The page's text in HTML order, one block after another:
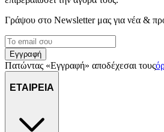
διαφημίσεις και περιεχόμενο, την
μας και την ανάπτυξη προϊόντων.
τοποθεσίας μας στους συνεργάτες
δικτύωσης, διαφημίσεων και ανάλυσης.
Γράψου στο Νewsletter μας για νέα &
Εγγραφή
Πατώντας «Εγγραφή» αποδέχεσαι τους
ΕΤΑΙΡΕΙΑ